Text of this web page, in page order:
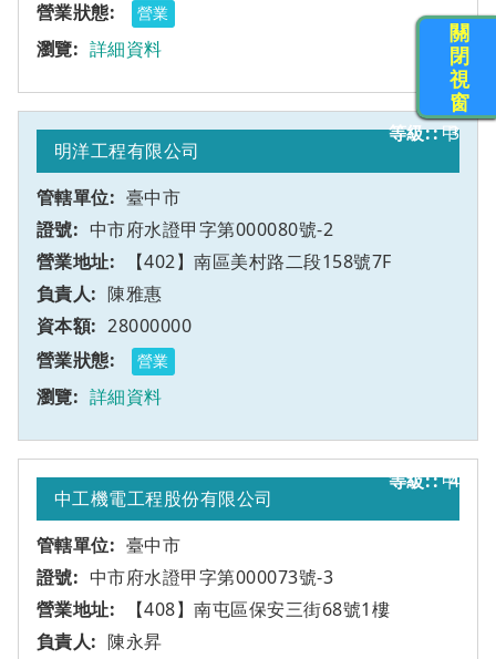
營業
詳細資料
3
明洋工程有限公司
臺中市
中市府水證甲字第000080號-2
【402】南區美村路二段158號7F
甲
陳雅惠
28000000
營業
詳細資料
4
中工機電工程股份有限公司
臺中市
中市府水證甲字第000073號-3
【408】南屯區保安三街68號1樓
甲
陳永昇
關
閉
視
窗